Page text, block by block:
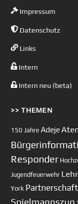
Impressum
Datenschutz
Links
Intern
Intern neu (beta)
>> THEMEN
150 Jahre Adeje
Responder
Jugendfeuerwehr
York Partnerschaft
Spielmannszug